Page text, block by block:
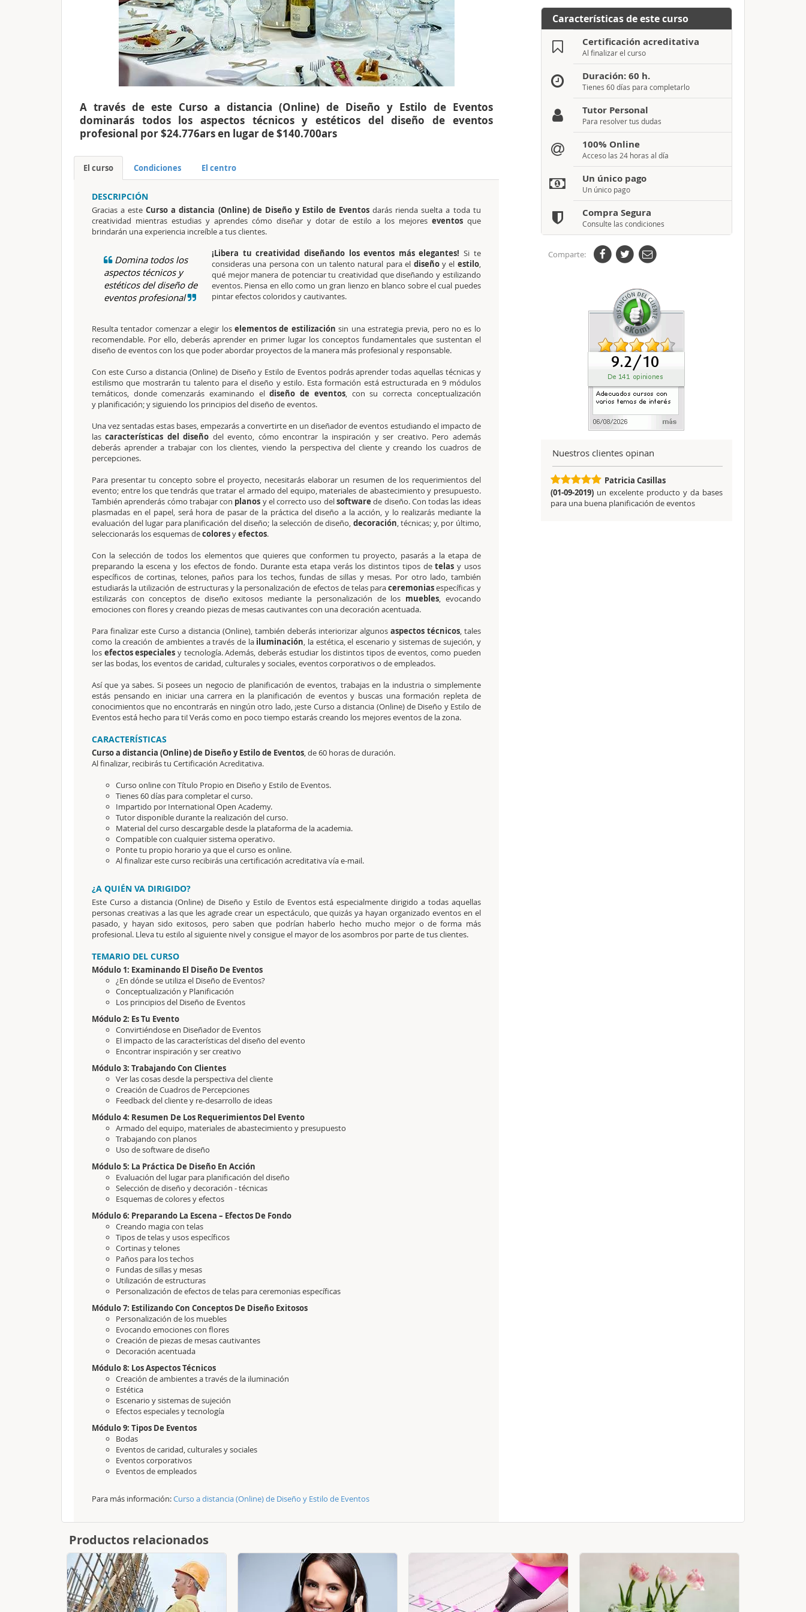
A través de este Curso a distancia (Online) de Diseño y Estilo de Eventos
dominarás todos los aspectos técnicos y estéticos del diseño de eventos
profesional por $24.776ars en lugar de $140.700ars
El curso Condiciones El centro
DESCRIPCIÓN
Gracias a esteCurso a distancia (Online) de Diseño y Estilo de Eventos darás rienda suelta a toda tu
creatividad mientras estudias y aprendes cómo diseñar y dotar de estilo a los mejores eventos que
brindarán una experiencia increíble a tus clientes.
Domina todos los
aspectos técnicos y
estéticos del diseño de
eventos profesional
¡Libera tu creatividad diseñando los eventos más elegantes! Si te
consideras una persona con un talento natural para el diseño y el estilo,
qué mejor manera de potenciar tu creatividad que diseñando y estilizando
eventos. Piensa en ello como un gran lienzo en blanco sobre el cual puedes
pintar efectos coloridos y cautivantes.
Resulta tentador comenzar a elegir loselementos de estilización sin una estrategia previa, pero no es lo
recomendable. Por ello, deberás aprender en primer lugar los conceptos fundamentales que sustentan el
diseño de eventos con los que poder abordar proyectos de la manera más profesional y responsable.
Con este Curso a distancia (Online) de Diseño y Estilo de Eventos podrás aprender todas aquellas técnicas y
estilismo que mostrarán tu talento para el diseño y estilo. Esta formación está estructurada en 9 módulos
temáticos, donde comenzarás examinando eldiseño de eventos, con su correcta conceptualización
y planificación; y siguiendo los principios del diseño de eventos.
Una vez sentadas estas bases, empezarás a convertirte en un diseñador de eventos estudiando el impacto de
lascaracterísticas del diseño del evento, cómo encontrar la inspiración y ser creativo. Pero además
deberás aprender a trabajar con los clientes, viendo la perspectiva del cliente y creando los cuadros de
percepciones.
Para presentar tu concepto sobre el proyecto, necesitarás elaborar un resumen de los requerimientos del
evento; entre los que tendrás que tratar el armado del equipo, materiales de abastecimiento y presupuesto.
También aprenderás cómo trabajar con planos y el correcto uso delsoftware de diseño. Con todas las ideas
plasmadas en el papel, será hora de pasar de la práctica del diseño a la acción, y lo realizarás mediante la
evaluación del lugar para planificación del diseño; la selección de diseño, decoración, técnicas; y, por último,
seleccionarás los esquemas decoloresyefectos.
Con la selección de todos los elementos que quieres que conformen tu proyecto, pasarás a la etapa de
preparando la escena y los efectos de fondo. Durante esta etapa verás los distintos tipos detelas y usos
específicos de cortinas, telones, paños para los techos, fundas de sillas y mesas. Por otro lado, también
estudiarás la utilización de estructuras y la personalización de efectos de telas paraceremoniasespecíficas y
estilizarás con conceptos de diseño exitosos mediante la personalización de los muebles, evocando
emociones con flores y creando piezas de mesas cautivantes con una decoración acentuada.
Para finalizar este Curso a distancia (Online), también deberás interiorizar algunos aspectos técnicos, tales
como la creación de ambientes a través de lailuminación, la estética, el escenario y sistemas de sujeción, y
los efectos especialesy tecnología. Además, deberás estudiar los distintos tipos de eventos, como pueden
ser las bodas, los eventos de caridad, culturales y sociales, eventos corporativos o de empleados.
Así que ya sabes. Si posees un negocio de planificación de eventos, trabajas en la industria o simplemente
estás pensando en iniciar una carrera en la planificación de eventos y buscas una formación repleta de
conocimientos que no encontrarás en ningún otro lado, ¡este Curso a distancia (Online) de Diseño y Estilo de
Eventos está hecho para ti! Verás como en poco tiempo estarás creando los mejores eventos de la zona.
CARACTERÍSTICAS
Curso a distancia (Online) de Diseño y Estilo de Eventos, de 60 horas de duración.
Al finalizar, recibirás tu Certificación Acreditativa.
Curso online con Título Propio en Diseño y Estilo de Eventos.
Tienes 60 días para completar el curso.
Impartido por International Open Academy.
Tutor disponible durante la realización del curso.
Material del curso descargable desde la plataforma de la academia.
Compatible con cualquier sistema operativo.
Ponte tu propio horario ya que el curso es online.
Al finalizar este curso recibirás una certificación acreditativa vía e-mail.
¿A QUIÉN VA DIRIGIDO?
Este Curso a distancia (Online) de Diseño y Estilo de Eventos está especialmente dirigido a todas aquellas
personas creativas a las que les agrade crear un espectáculo, que quizás ya hayan organizado eventos en el
pasado, y hayan sido exitosos, pero saben que podrían haberlo hecho mucho mejor o de forma más
profesional. Lleva tu estilo al siguiente nivel y consigue el mayor de los asombros por parte de tus clientes.
TEMARIO DEL CURSO
Módulo 1: Examinando El Diseño De Eventos
¿En dónde se utiliza el Diseño de Eventos?
Conceptualización y Planificación
Los principios del Diseño de Eventos
Módulo 2: Es Tu Evento
Convirtiéndose en Diseñador de Eventos
El impacto de las características del diseño del evento
Encontrar inspiración y ser creativo
Módulo 3: Trabajando Con Clientes
Ver las cosas desde la perspectiva del cliente
Creación de Cuadros de Percepciones
Feedback del cliente y re-desarrollo de ideas
Módulo 4: Resumen De Los Requerimientos Del Evento
Armado del equipo, materiales de abastecimiento y presupuesto
Trabajando con planos
Uso de software de diseño
Módulo 5: La Práctica De Diseño En Acción
Evaluación del lugar para planificación del diseño
Selección de diseño y decoración - técnicas
Esquemas de colores y efectos
Módulo 6: Preparando La Escena – Efectos De Fondo
Creando magia con telas
Tipos de telas y usos específicos
Cortinas y telones
Paños para los techos
Fundas de sillas y mesas
Utilización de estructuras
Personalización de efectos de telas para ceremonias específicas
Módulo 7: Estilizando Con Conceptos De Diseño Exitosos
Personalización de los muebles
Evocando emociones con flores
Creación de piezas de mesas cautivantes
Decoración acentuada
Módulo 8: Los Aspectos Técnicos
Creación de ambientes a través de la iluminación
Estética
Escenario y sistemas de sujeción
Efectos especiales y tecnología
Módulo 9: Tipos De Eventos
Bodas
Eventos de caridad, culturales y sociales
Eventos corporativos
Eventos de empleados
Para más información:Curso a distancia (Online) de Diseño y Estilo de Eventos
Características de este curso
Certificación acreditativa
Al finalizar el curso
Duración: 60 h.
Tienes 60 días para completarlo
Tutor Personal
Para resolver tus dudas
100% Online
Acceso las 24 horas al día
Un único pago
Un único pago
Compra Segura
Consulte las condiciones
Comparte:
Nuestros clientes opinan
Patricia Casillas
(01-09-2019) un excelente producto y da bases
para una buena planificación de eventos
Productos relacionados